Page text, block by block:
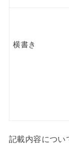
横書き
記載内容につい